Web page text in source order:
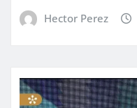
Hector Perez